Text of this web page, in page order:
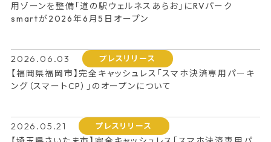
用ゾーンを整備「道の駅ウェルネスあらお」にRVパーク
smartが2026年6月5日オープン
2026.06.03 プレスリリース
【福岡県福岡市】完全キャッシュレス「スマホ決済専用パーキ
ング（スマートCP）」のオープンについて
2026.05.21 プレスリリース